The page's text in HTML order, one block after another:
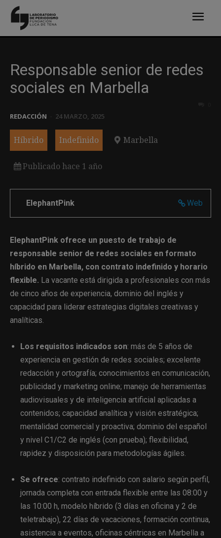
Responsable senior de redes
sociales en Marbella
REDACCIÓN 24 MARZO, 2025
Híbrido Indefinido Marbella
Publicado hace 1 año
Web
ElephantPink
ElephantPink ofrece un puesto de trabajo de
responsable senior de redes sociales en formato
híbrido en Marbella, con contrato indefinido y horario
flexible. La vacante está dirigida a profesionales con más
de cinco años de experiencia, dominio del inglés y
capacidad para liderar estrategias digitales creativas y
analíticas.
Los requisitos indicados son: más de 5 años de
experiencia en gestión de redes sociales; excelente
redacción y ortografía; conocimientos en comunicación,
publicidad y marketing online; manejo de herramientas
audiovisuales y de inteligencia artificial aplicadas a
contenidos; capacidad analítica y visión estratégica;
mentalidad comercial y proactiva; dominio del español
y nivel C1/C2 de inglés (con prueba); flexibilidad,
rapidez y disposición para metodologías ágiles.
Se ofrece: contrato indefinido con salario según perfil,
jornada completa con entrada flexible entre las 08:00 y
las 10:00 h, modelo híbrido (3 días en oficina y 2 de
teletrabajo), 22 días de vacaciones, formación continua,
asistencia a eventos, oficinas céntricas en Marbella a